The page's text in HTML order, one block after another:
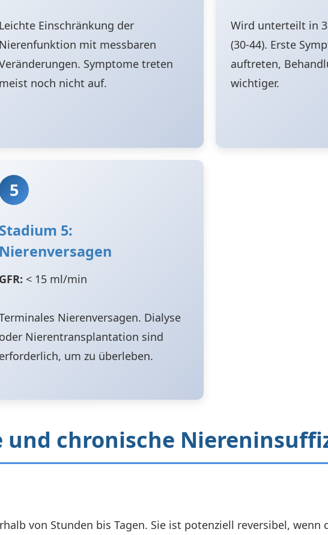
Leichte Einschränkung der
Nierenfunktion mit messbaren
Symptome treten
meist noch nicht auf.
Wird unterteilt in
(30-44). Erste
auftreten,
wichtiger.
5
Stadium 5:
Nierenversagen
GFR: < 15 ml/min
Nierenversagen. Dialyse
oder Nierentransplantation sind
erforderlich, um zu überleben.
chronische
von Stunden bis Tagen. Sie ist potenziell reversibel, wenn